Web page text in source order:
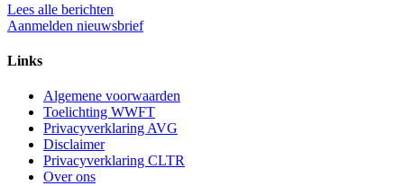
Lees alle berichten
Aanmelden nieuwsbrief
Links
Algemene voorwaarden
Toelichting WWFT
Privacyverklaring AVG
Disclaimer
Privacyverklaring CLTR
Over ons